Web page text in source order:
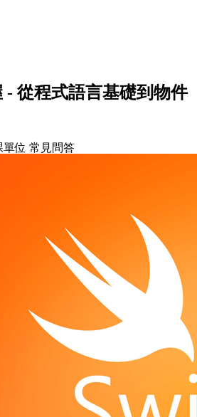
- 從程式語言基礎到物件
單位 常見問答